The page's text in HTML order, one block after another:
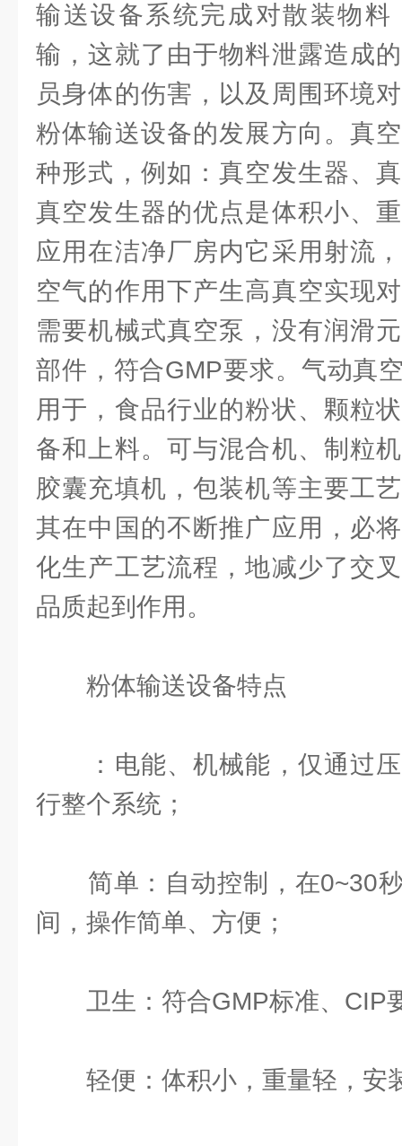
输送设备系统完成对散装物料
输，这就了由于物料泄露造成
员身体的伤害，以及周围环境
粉体输送设备的发展方向。真
种形式，例如：真空发生器、
真空发生器的优点是体积小、
应用在洁净厂房内它采用射流
空气的作用下产生高真空实现
需要机械式真空泵，没有润滑
部件，符合GMP要求。气动真
用于，食品行业的粉状、颗粒
备和上料。可与混合机、制粒
胶囊充填机，包装机等主要工
其在中国的不断推广应用，必
化生产工艺流程，地减少了交
品质起到作用。
粉体输送设备特点
：电能、机械能，仅通过压
行整个系统；
简单：自动控制，在0~30秒
间，操作简单、方便；
卫生：符合GMP标准、CIP
轻便：体积小，重量轻，安